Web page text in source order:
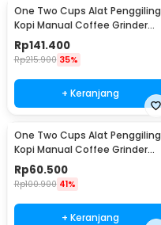
One Two Cups Alat Penggiling
Kopi Manual Coffee Grinder
Wood 30g - CW85532
Rp141.400
Rp215.900 35%
+ Keranjang
One Two Cups Alat Penggiling
Kopi Manual Coffee Grinder
Adjustable - RHNHA0176
Rp60.500
Rp100.900 41%
+ Keranjang